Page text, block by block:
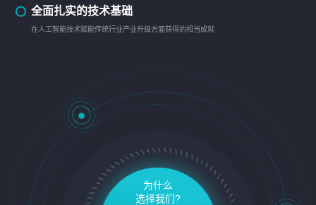
全面扎实的技术基础
在人工智能技术赋能传统行业产业升级方面获得的相当成就
为什么
选择我们?